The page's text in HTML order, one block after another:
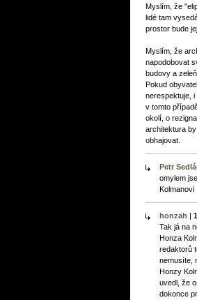
Myslím, že
lidé tam
prostor bude
Myslím, že
napodobovat
budovy a
Pokud
nerespektuje,
v tomto
okolí, o
architektura
obhajovat.
Petr
omylem
Kolmanovi
honzah |
Tak já na
Honza
redaktorů
nemusíte,
Honzy
uvedl, že
dokonce